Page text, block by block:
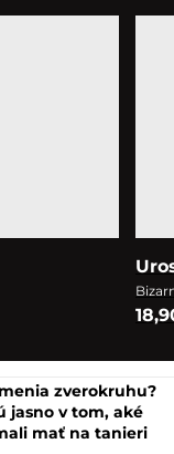
zverokruhu?
jasno v tom, aké
mať na tanieri